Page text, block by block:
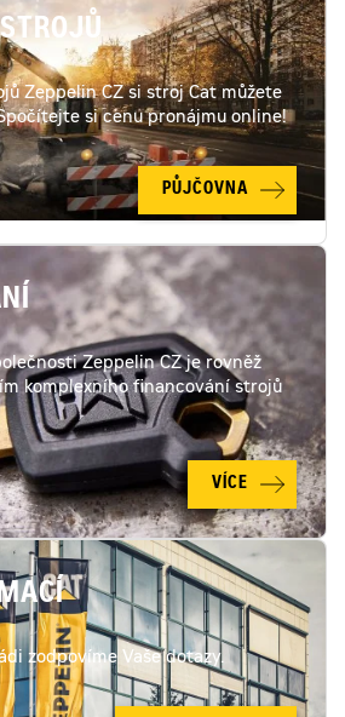
Zeppelin CZ si stroj Cat můžete
si cenu pronájmu online!
PŮJČOVNA
Zeppelin CZ je rovněž
komplexního financování strojů
VÍCE
zodpovíme Vaše dotazy.